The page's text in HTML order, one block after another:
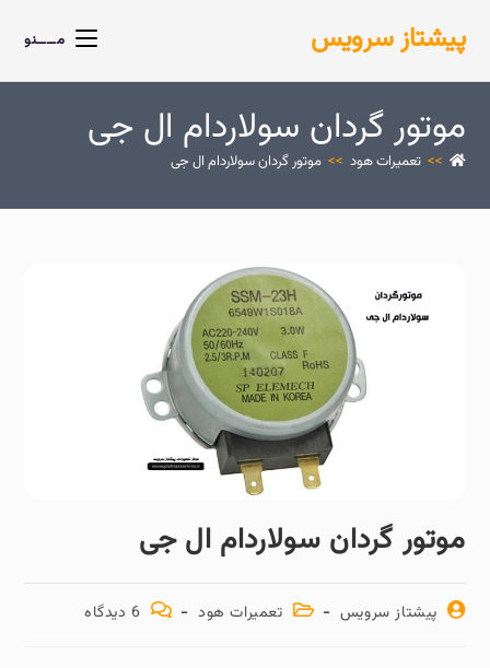
پیشتاز سرویس مــــنو
موتور گردان سولاردام ال جی
>> تعمیرات هود >> موتور گردان سولاردام ال جی
موتور گردان سولاردام ال جی
پیشتاز سرویس تعمیرات هود 6 دیدگاه‌